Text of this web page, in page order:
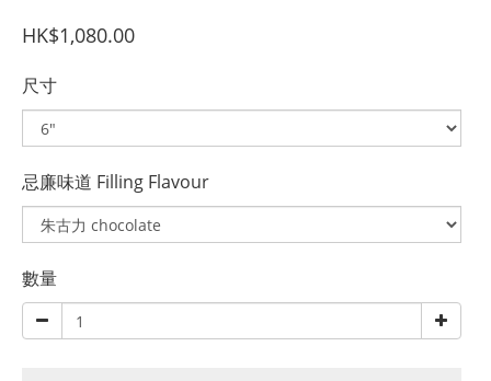
HK$1,080.00
尺寸
忌廉味道 Filling Flavour
數量